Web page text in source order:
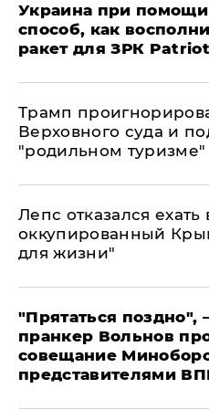
Украина при
способ, как
ракет для ЗРК Patriot
Трамп
Верховного суда и
"родильном туризме"
Лепс отказался ехать
оккупированный
для жизни"
"Прятаться поздно",
пранкер Вольнов
совещание
представителями